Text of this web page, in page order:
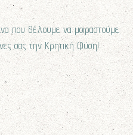
που θέλουμε να μοιραστούμε
σας την Κρητική Φύση!